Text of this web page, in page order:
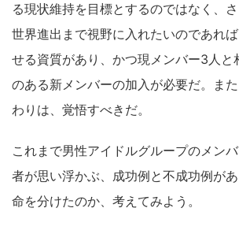
る現状維持を目標とするのではなく、さ
世界進出まで視野に入れたいのであれ
せる資質があり、かつ現メンバー3人と
のある新メンバーの加入が必要だ。ま
わりは、覚悟すべきだ。
これまで男性アイドルグループのメン
者が思い浮かぶ、成功例と不成功例が
命を分けたのか、考えてみよう。